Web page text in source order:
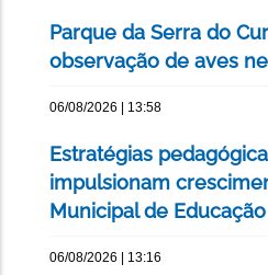
Parque da Serra do
observação de aves
06/08/2026 | 13:58
Estratégias
impulsionam
Municipal de Educação
06/08/2026 | 13:16